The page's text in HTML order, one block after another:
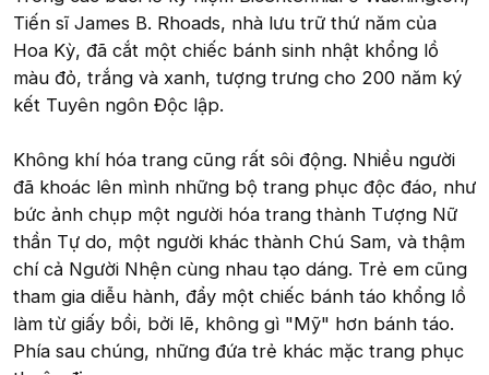
Tiến sĩ James B. Rhoads, nhà lưu trữ thứ năm của
Hoa Kỳ, đã cắt một chiếc bánh sinh nhật khổng lồ
màu đỏ, trắng và xanh, tượng trưng cho 200 năm ký
kết Tuyên ngôn Độc lập.
Không khí hóa trang cũng rất sôi động. Nhiều người
đã khoác lên mình những bộ trang phục độc đáo, như
bức ảnh chụp một người hóa trang thành Tượng Nữ
thần Tự do, một người khác thành Chú Sam, và thậm
chí cả Người Nhện cùng nhau tạo dáng. Trẻ em cũng
tham gia diễu hành, đẩy một chiếc bánh táo khổng lồ
làm từ giấy bồi, bởi lẽ, không gì "Mỹ" hơn bánh táo.
Phía sau chúng, những đứa trẻ khác mặc trang phục